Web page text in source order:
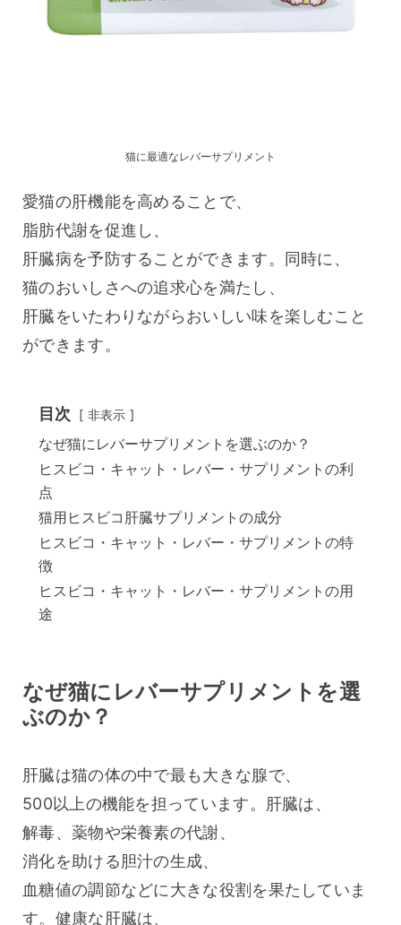
猫に最適なレバーサプリメント
愛猫の肝機能を高めることで、
脂肪代謝を促進し、
肝臓病を予防することができます。同時に、
猫のおいしさへの追求心を満たし、
肝臓をいたわりながらおいしい味を楽しむこと
ができます。
目次 非表示
なぜ猫にレバーサプリメントを選ぶのか？
ヒスビコ・キャット・レバー・サプリメントの利
点
猫用ヒスビコ肝臓サプリメントの成分
ヒスビコ・キャット・レバー・サプリメントの特
徴
ヒスビコ・キャット・レバー・サプリメントの用
途
なぜ猫にレバーサプリメントを選
ぶのか？
肝臓は猫の体の中で最も大きな腺で、
500以上の機能を担っています。肝臓は、
解毒、薬物や栄養素の代謝、
消化を助ける胆汁の生成、
血糖値の調節などに大きな役割を果たしていま
す。健康な肝臓は、